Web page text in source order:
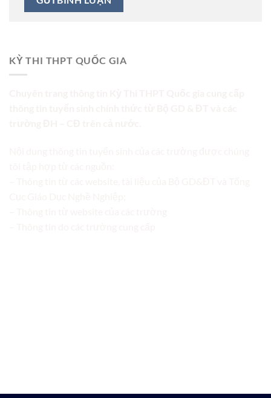
KỲ THI THPT QUỐC GIA